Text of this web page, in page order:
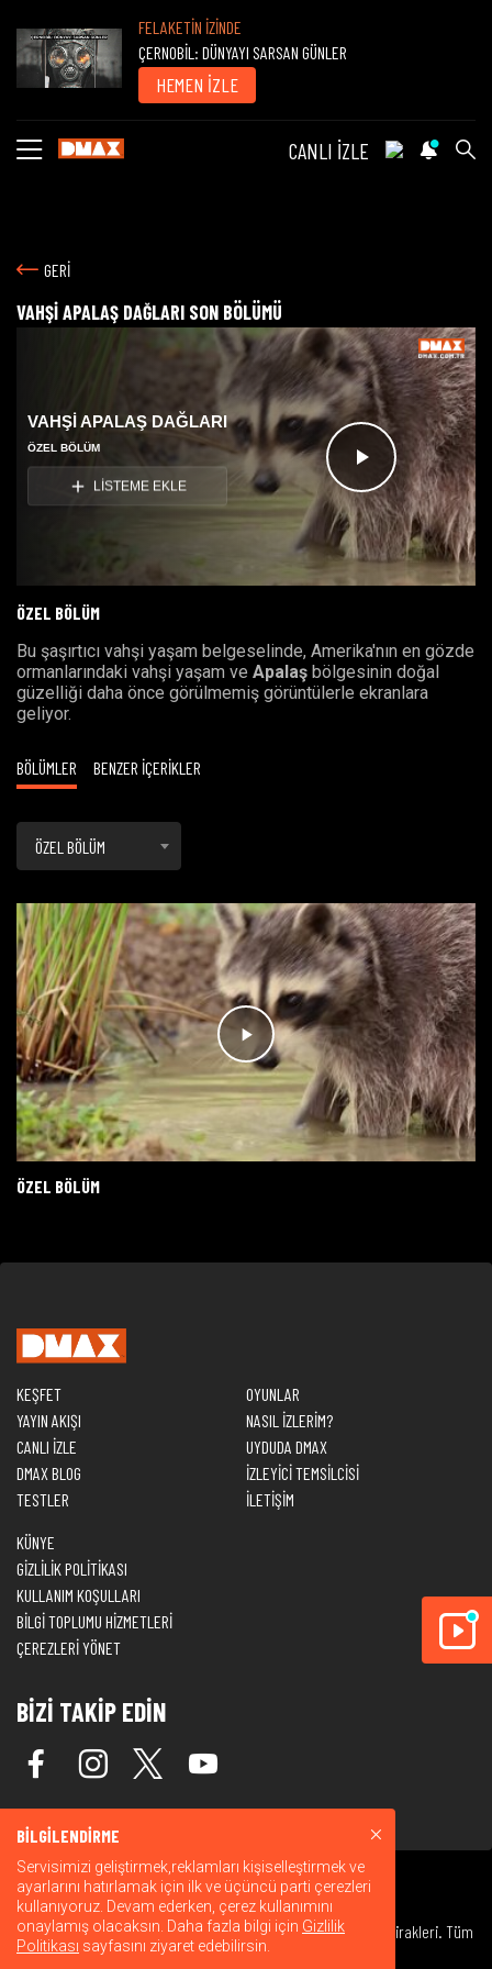
FELAKETİN İZİNDE
ÇERNOBİL: DÜNYAYI SARSAN GÜNLER
HEMEN İZLE
CANLI İZLE
GERİ
VAHŞİ APALAŞ DAĞLARI SON BÖLÜMÜ
Videoyu
Oynat
VAHŞİ APALAŞ DAĞLARI
ÖZEL BÖLÜM
LİSTEME EKLE
ÖZEL BÖLÜM
Bu şaşırtıcı vahşi yaşam belgeselinde, Amerika'nın en gözde
ormanlarındaki vahşi yaşam ve Apalaş bölgesinin doğal
güzelliği daha önce görülmemiş görüntülerle ekranlara
geliyor.
BÖLÜMLER BENZER İÇERİKLER
ÖZEL BÖLÜM
ÖZEL BÖLÜM
KEŞFET
YAYIN AKIŞI
CANLI İZLE
DMAX BLOG
TESTLER
OYUNLAR
NASIL İZLERİM?
UYDUDA DMAX
İZLEYİCİ TEMSİLCİSİ
İLETİŞİM
KÜNYE
GİZLİLİK POLİTİKASI
KULLANIM KOŞULLARI
BİLGİ TOPLUMU HİZMETLERİ
ÇEREZLERİ YÖNET
BİZİ TAKİP EDİN
© 2026 Warner Bros. Discovery, Inc. veya bağlı kuruluşları ve iştirakleri. Tüm
hakları saklıdır.
BİLGİLENDİRME
Servisimizi geliştirmek,reklamları kişiselleştirmek ve
ayarlarını hatırlamak için ilk ve üçüncü parti çerezleri
kullanıyoruz. Devam ederken, çerez kullanımını
onaylamış olacaksın. Daha fazla bilgi için Gizlilik
Politikası sayfasını ziyaret edebilirsin.